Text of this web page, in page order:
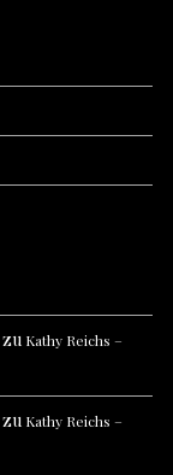
zu Kathy Reichs –
zu Kathy Reichs –